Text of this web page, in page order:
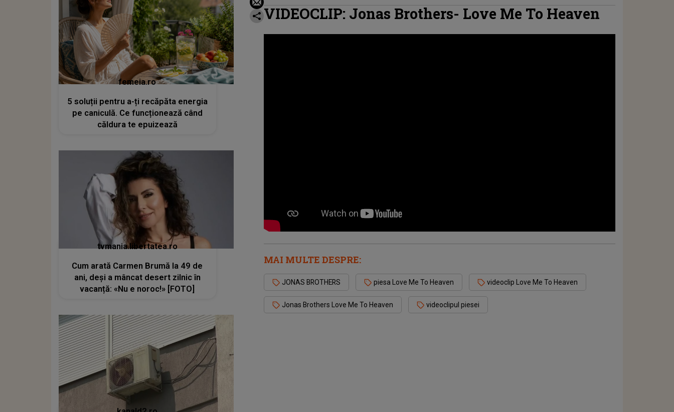
VIDEOCLIP: Jonas Brothers- Love Me To Heaven
MAI MULTE DESPRE:
JONAS BROTHERS piesa Love Me To Heaven videoclip Love Me To Heaven
Jonas Brothers Love Me To Heaven videoclipul piesei
femeia.ro
5 soluții pentru a-ți recăpăta energia
pe caniculă. Ce funcționează când
căldura te epuizează
tvmania.libertatea.ro
Cum arată Carmen Brumă la 49 de
ani, deși a mâncat desert zilnic în
vacanță: «Nu e noroc!» [FOTO]